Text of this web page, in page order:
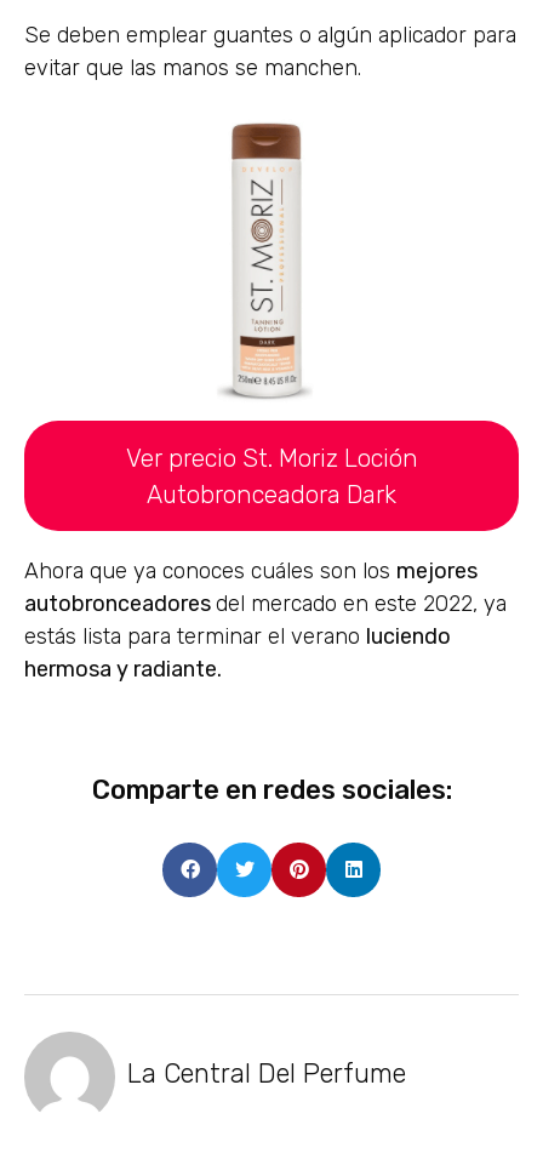
Se deben emplear guantes o algún aplicador para
evitar que las manos se manchen.
Ver precio St. Moriz Loción
Autobronceadora Dark
Ahora que ya conoces cuáles son los mejores
autobronceadoresdel mercado en este 2022, ya
estás lista para terminar el verano luciendo
hermosa y radiante.
Comparte en redes sociales:
La Central Del Perfume